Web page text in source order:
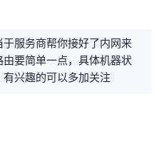
务商帮你接好了Akari内网来
要简单一点，具体机器状
趣的MJJ可以多加关注